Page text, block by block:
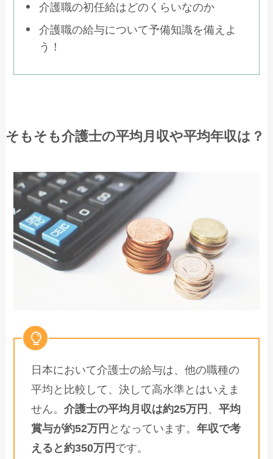
介護職の初任給はどのくらいなのか
介護職の給与について予備知識を備えよ
う！
そもそも介護士の平均月収や平均年収は？
日本において介護士の給与は、他の職種の
平均と比較して、決して高水準とはいえま
せん。介護士の平均月収は約25万円 、平均
賞与が約52万円 となっています。年収で考
えると約350万円 です。